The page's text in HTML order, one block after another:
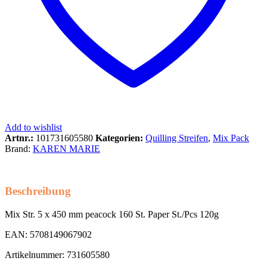
Add to wishlist
Artnr.: 101731605580 Kategorien: Quilling Streifen, Mix Pack
Brand: KAREN MARIE
Beschreibung
Mix Str. 5 x 450 mm peacock 160 St. Paper St./Pcs 120g
EAN: 5708149067902
Artikelnummer: 731605580